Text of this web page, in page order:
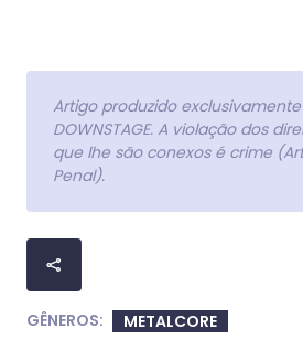
Artigo produzido
DOWNSTAGE. A violação dos
que lhe são conexos é crime
Penal).
GÊNEROS: METALCORE